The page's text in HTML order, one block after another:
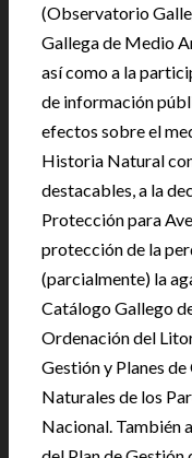
(Observatorio
Gallega de Medio
así como a la
de información
efectos sobre el
Historia Natural
destacables, a la
Protección para
protección de la
(parcialmente) la
Catálogo Gallego
Ordenación del
Gestión y Planes
Naturales de los
Nacional. También